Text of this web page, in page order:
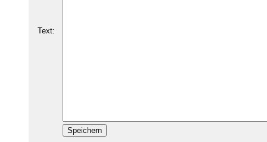
Text: